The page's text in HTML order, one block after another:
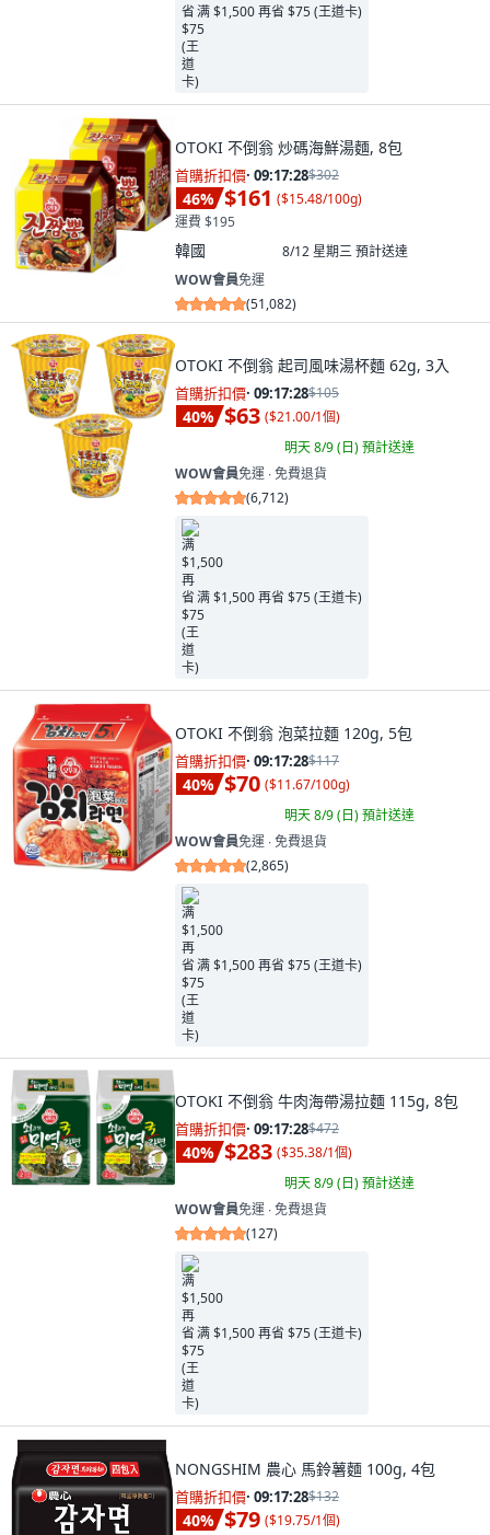
满 $1,500 再省 $75 (王道卡)
OTOKI 不倒翁 炒碼海鮮湯麵, 8包
首購折扣價· 09:17:26$302
46% $161 ($15.48/100g)
運費 $195
韓國 8/12 星期三預計送達
WOW會員免運
(51,082)
OTOKI 不倒翁 起司風味湯杯麵 62g, 3入
首購折扣價· 09:17:26$105
40% $63 ($21.00/1個)
明天 8/9 (日)預計送達
WOW會員免運 ∙ 免費退貨
(6,712)
满 $1,500 再省 $75 (王道卡)
OTOKI 不倒翁 泡菜拉麵 120g, 5包
首購折扣價· 09:17:26$117
40% $70 ($11.67/100g)
明天 8/9 (日)預計送達
WOW會員免運 ∙ 免費退貨
(2,865)
满 $1,500 再省 $75 (王道卡)
OTOKI 不倒翁 牛肉海帶湯拉麵 115g, 8包
首購折扣價· 09:17:26$472
40% $283 ($35.38/1個)
明天 8/9 (日)預計送達
WOW會員免運 ∙ 免費退貨
(127)
满 $1,500 再省 $75 (王道卡)
NONGSHIM 農心 馬鈴薯麵 100g, 4包
首購折扣價· 09:17:26$132
40% $79 ($19.75/1個)